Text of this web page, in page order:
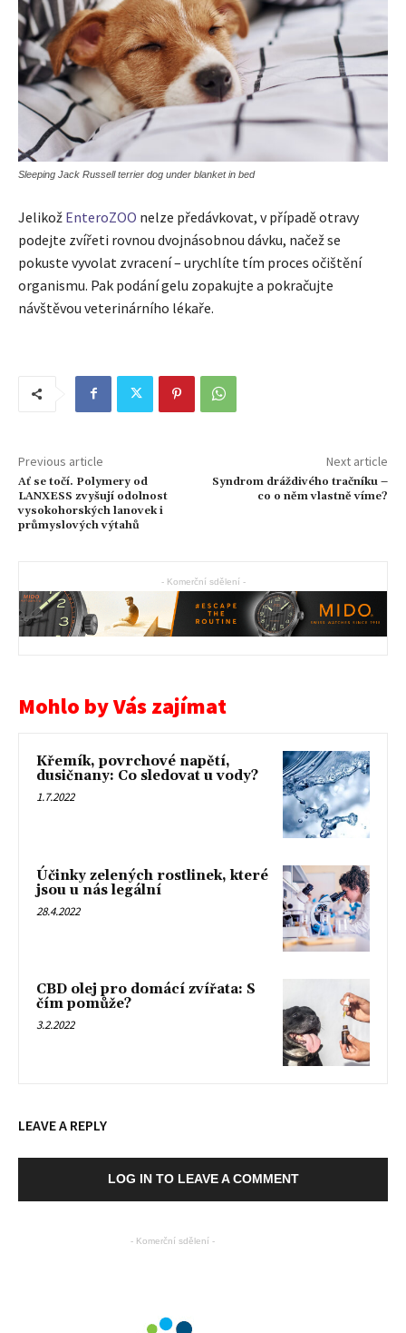
Sleeping Jack Russell terrier dog under blanket in bed
Jelikož EnteroZOO nelze předávkovat, v případě otravy
podejte zvířeti rovnou dvojnásobnou dávku, načež se
pokuste vyvolat zvracení – urychlíte tím proces očištění
organismu. Pak podání gelu zopakujte a pokračujte
návštěvou veterinárního lékaře.
Previous article
Ať se točí. Polymery od
LANXESS zvyšují odolnost
vysokohorských lanovek i
průmyslových výtahů
Next article
Syndrom dráždivého tračníku –
co o něm vlastně víme?
- Komerční sdělení -
Mohlo by Vás zajímat
Křemík, povrchové napětí,
dusičnany: Co sledovat u vody?
1.7.2022
Účinky zelených rostlinek, které
jsou u nás legální
28.4.2022
CBD olej pro domácí zvířata: S
čím pomůže?
3.2.2022
LEAVE A REPLY
LOG IN TO LEAVE A COMMENT
- Komerční sdělení -